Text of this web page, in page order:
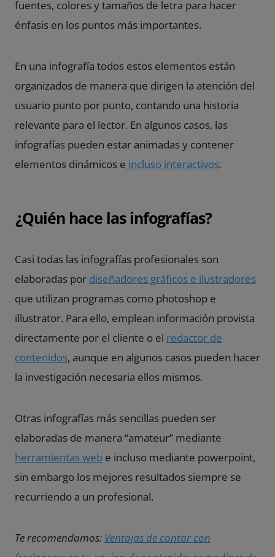
fuentes, colores y tamaños de letra para hacer
énfasis en los puntos más importantes.
En una infografía todos estos elementos están
organizados de manera que dirigen la atención del
usuario punto por punto, contando una historia
relevante para el lector. En algunos casos, las
infografías pueden estar animadas y contener
elementos dinámicos e incluso interactivos.
¿Quién hace las infografías?
Casi todas las infografías profesionales son
elaboradas por diseñadores gráficos e ilustradores
que utilizan programas como photoshop e
illustrator. Para ello, emplean información provista
directamente por el cliente o el redactor de
contenidos, aunque en algunos casos pueden hacer
la investigación necesaria ellos mismos.
Otras infografías más sencillas pueden ser
elaboradas de manera “amateur” mediante
herramientas web e incluso mediante powerpoint,
sin embargo los mejores resultados siempre se
recurriendo a un profesional.
Te recomendamos: Ventajas de contar con